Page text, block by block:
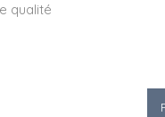
qualité